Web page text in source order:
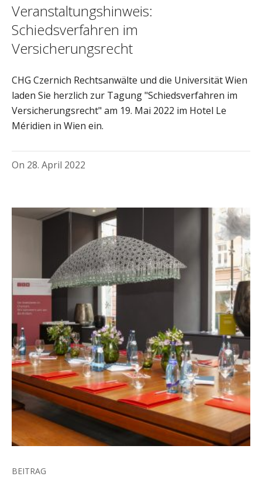
Veranstaltungshinweis:
Schiedsverfahren im
Versicherungsrecht
CHG Czernich Rechtsanwälte und die Universität Wien
laden Sie herzlich zur Tagung "Schiedsverfahren im
Versicherungsrecht" am 19. Mai 2022 im Hotel Le
Méridien in Wien ein.
On 28. April 2022
BEITRAG